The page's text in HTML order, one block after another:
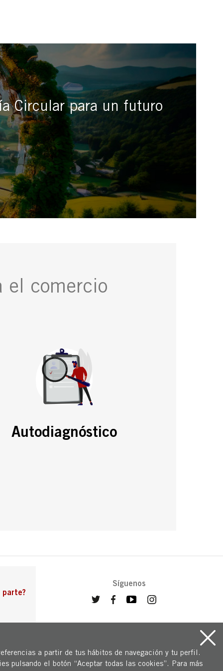
Circular para un futuro
comercio
Autodiagnóstico
Síguenos
a partir de tus hábitos de navegación y tu perfil.
pulsando el botón “Aceptar todas las cookies”. Para más